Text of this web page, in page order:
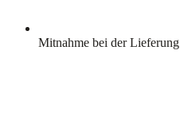
Mitnahme bei der Lieferung